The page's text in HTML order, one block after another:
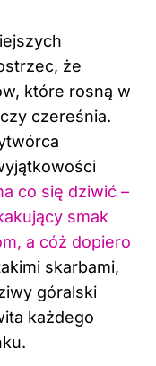
że
które rosną w
czereśnia.
co się dziwić –
smak
a cóż dopiero
skarbami,
góralski
każdego